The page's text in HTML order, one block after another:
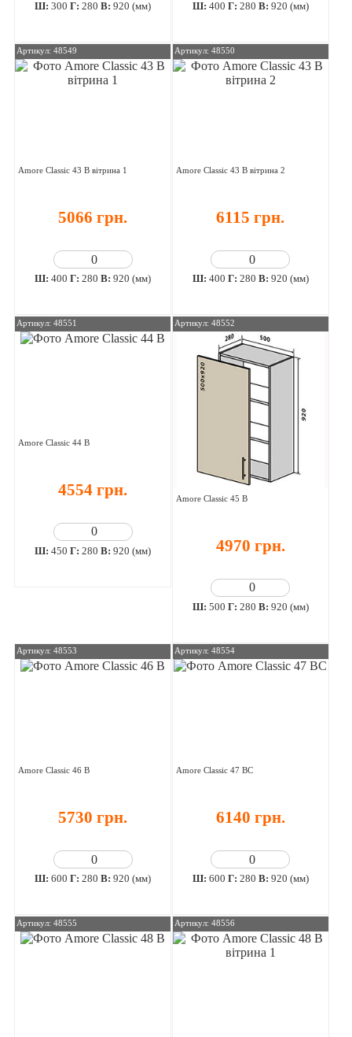
Ш:300 Г:280 В:920 (мм) Ш: 400 Г: 280 В: 920 (мм)
Артикул: 48549
Amore Classic 43 В вітрина 1
5066 грн.
Ш:400 Г:280 В:920 (мм)
Артикул: 48550
Amore Classic 43 В вітрина 2
6115 грн.
Ш: 400 Г: 280 В: 920 (мм)
Артикул: 48551
Amore Classic 44 В
4554 грн.
Ш:450 Г:280 В:920 (мм)
Артикул: 48552
Amore Classic 45 В
4970 грн.
Ш: 500 Г: 280 В: 920 (мм)
Артикул: 48553
Amore Classic 46 В
5730 грн.
Ш:600 Г:280 В:920 (мм)
Артикул: 48554
Amore Classic 47 ВС
6140 грн.
Ш: 600 Г: 280 В: 920 (мм)
Артикул: 48555 Артикул: 48556